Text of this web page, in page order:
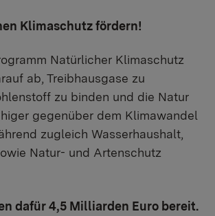
Klimaschutz fördern!
Natürlicher Klimaschutz
ab, Treibhausgase zu
zu binden und die Natur
gegenüber dem Klimawandel
zugleich Wasserhaushalt,
Natur- und Artenschutz
dafür 4,5 Milliarden Euro bereit.